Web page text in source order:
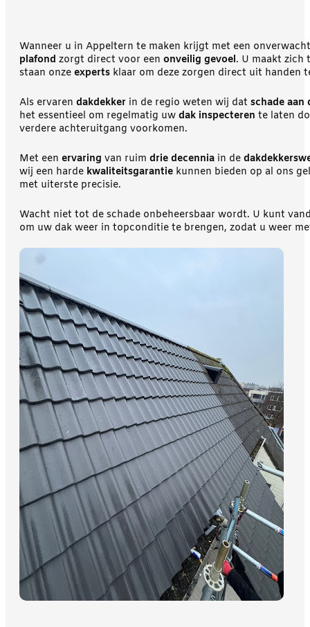
Wanneer u in Appeltern te maken krijgt met een
plafond zorgt direct voor een onveilig gevoel. U maakt
staan onze experts klaar om deze zorgen direct uit handen
Als ervaren dakdekker in de regio weten wij dat schade aan
het essentieel om regelmatig uw dak inspecteren te laten
verdere achteruitgang voorkomen.
Met een ervaring van ruim drie decennia in de
wij een harde kwaliteitsgarantie kunnen bieden op al ons
met uiterste precisie.
Wacht niet tot de schade onbeheersbaar wordt. U kunt
om uw dak weer in topconditie te brengen, zodat u weer